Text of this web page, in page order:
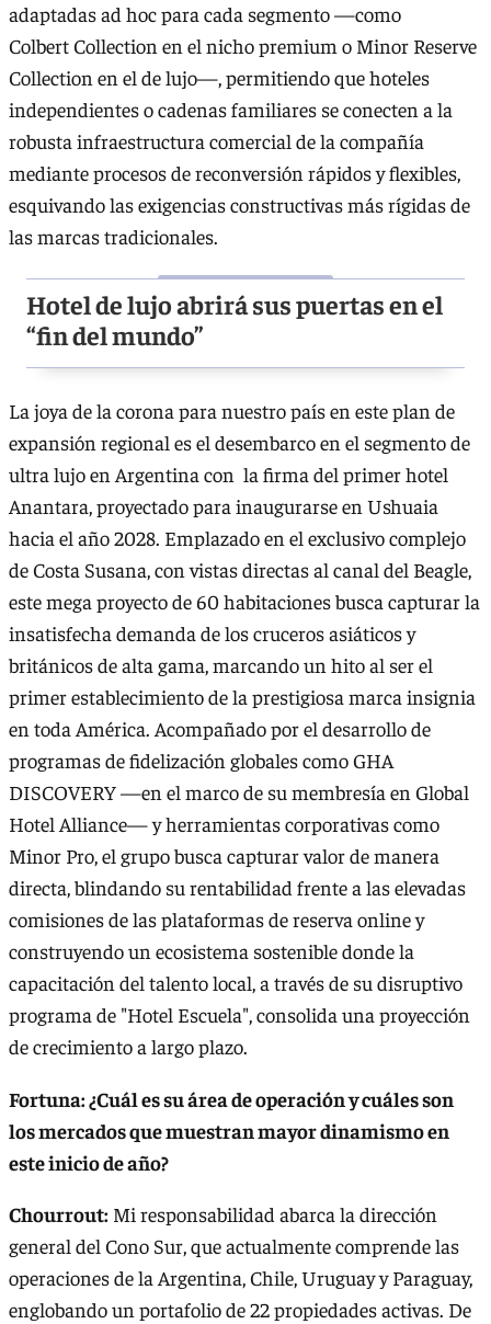
adaptadas ad hoc para cada segmento —como
Colbert Collection en el nicho premium o Minor Reserve
Collection en el de lujo—, permitiendo que hoteles
independientes o cadenas familiares se conecten a la
robusta infraestructura comercial de la compañía
mediante procesos de reconversión rápidos y flexibles,
esquivando las exigencias constructivas más rígidas de
las marcas tradicionales.
Hotel de lujo abrirá sus puertas en el
“fin del mundo”
La joya de la corona para nuestro país en este plan de
expansión regional es el desembarco en el segmento de
ultra lujo en Argentina con la firma del primer hotel
Anantara, proyectado para inaugurarse en Ushuaia
hacia el año 2028. Emplazado en el exclusivo complejo
de Costa Susana, con vistas directas al canal del Beagle,
este mega proyecto de 60 habitaciones busca capturar la
insatisfecha demanda de los cruceros asiáticos y
británicos de alta gama, marcando un hito al ser el
primer establecimiento de la prestigiosa marca insignia
en toda América. Acompañado por el desarrollo de
programas de fidelización globales como GHA
DISCOVERY —en el marco de su membresía en Global
Hotel Alliance— y herramientas corporativas como
Minor Pro, el grupo busca capturar valor de manera
directa, blindando su rentabilidad frente a las elevadas
comisiones de las plataformas de reserva online y
construyendo un ecosistema sostenible donde la
capacitación del talento local, a través de su disruptivo
programa de "Hotel Escuela", consolida una proyección
de crecimiento a largo plazo.
Fortuna: ¿Cuál es su área de operación y cuáles son
los mercados que muestran mayor dinamismo en
este inicio de año?
Chourrout: Mi responsabilidad abarca la dirección
general del Cono Sur, que actualmente comprende las
operaciones de la Argentina, Chile, Uruguay y Paraguay,
englobando un portafolio de 22 propiedades activas. De